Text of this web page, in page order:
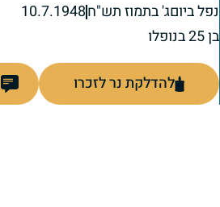
נפל ביוםג' בתמוז תש"ח10.7.1948
בן 25 בנופלו
להדלקת נר לזכרו